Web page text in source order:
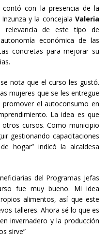
con la presencia de la
Inzunza y la concejalaValeria
relevancia de este tipo de
económica de las
concretas para mejorar su
nota que el curso les gustó.
mujeres que se les entregue
el autoconsumo en
La idea es que
cursos. Como municipio
gestionando capacitaciones
hogar” indicó la alcaldesa
del Programas Jefas
fue muy bueno. Mi idea
alimentos, así que este
talleres. Ahora sé lo que es
invernadero y la producción
sirve”